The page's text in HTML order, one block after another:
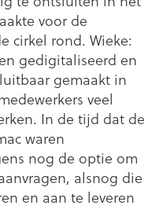
voor de
cirkel rond. Wieke:
gedigitaliseerd en
gemaakt in
veel
In de tijd dat de
waren
nog de optie om
alsnog die
en aan te leveren